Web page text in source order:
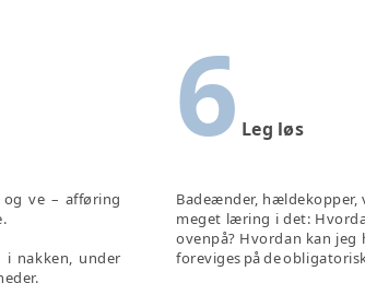
ve – afføring
nakken, under
6 Leg løs
Badeænder, hældekopper,
meget læring i det:
ovenpå? Hvordan kan
foreviges på de